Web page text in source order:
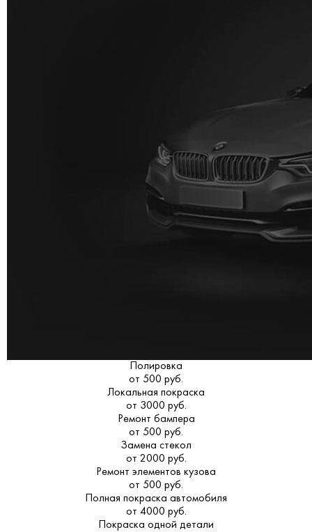
Полировка
от 500 руб.
Локальная покраска
от 3000 руб.
Ремонт бампера
от 500 руб.
Замена стекол
от 2000 руб.
Ремонт элементов кузова
от 500 руб.
Полная покраска автомобиля
от 4000 руб.
Покраска одной детали